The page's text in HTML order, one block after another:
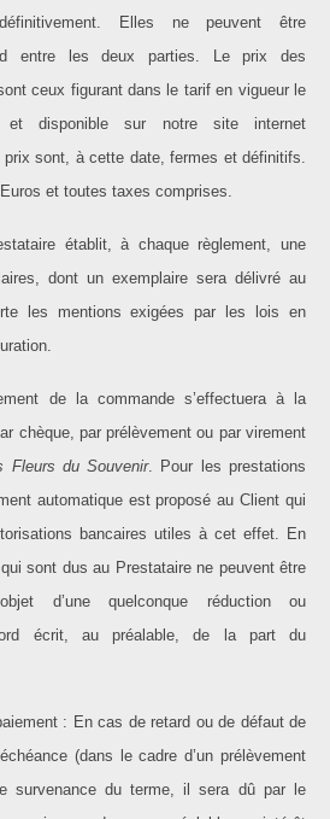
Elles ne peuvent être
entre les deux parties. Le prix des
ceux figurant dans le tarif en vigueur le
disponible sur notre site internet
prix sont, à cette date, fermes et définitifs.
et toutes taxes comprises.
établit, à chaque règlement, une
dont un exemplaire sera délivré au
les mentions exigées par les lois en
de la commande s’effectuera à la
chèque, par prélèvement ou par virement
Fleurs du Souvenir. Pour les prestations
automatique est proposé au Client qui
bancaires utiles à cet effet. En
sont dus au Prestataire ne peuvent être
d’une quelconque réduction ou
écrit, au préalable, de la part du
: En cas de retard ou de défaut de
(dans le cadre d’un prélèvement
survenance du terme, il sera dû par le